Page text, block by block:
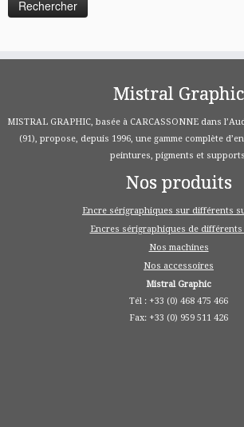
Mistral Graphic
MISTRAL GRAPHIC, basée à CARCASSONNE dans
(91), propose, depuis 1996, une gamme complète
peintures, pigments et
Nos produits
Encre sérigraphiques sur différents
Encres sérigraphiques de différents
Nos machines
Nos accessoires
Mistral Graphic
Tél : +33 (0) 468 475 466
Fax: +33 (0) 959 511 426